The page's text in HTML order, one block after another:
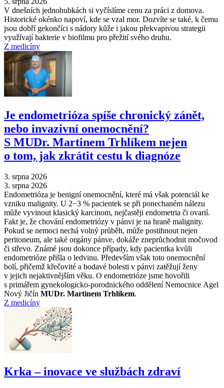
V dnešních jednohubkách si vyčíslíme cenu za práci z domova.
Historické okénko napoví, kde se vzal mor. Dozvíte se také, k čemu
jsou dobří gekončíci s nádory kůže i jakou překvapivou strategii
využívají bakterie v biofilmu pro přežití svého druhu.
Z medicíny
Je endometrióza spíše chronický zánět,
nebo invazivní onemocnění?
S MUDr. Martinem Trhlíkem nejen
o tom, jak zkrátit cestu k diagnóze
3. srpna 2026
3. srpna 2026
Endometrióza je benigní onemocnění, které má však potenciál ke
vzniku malignity. U 2−3 % pacientek se při ponechaném nálezu
může vyvinout klasický karcinom, nejčastěji endometria či ovarií.
Fakt je, že chování endometriózy v pánvi je na hraně malignity.
Pokud se nemoci nechá volný průběh, může postihnout nejen
peritoneum, ale také orgány pánve, dokáže zneprůchodnit močovod
či střevo. Známé jsou dokonce případy, kdy pacientka kvůli
endometrióze přišla o ledvinu. Především však toto onemocnění
bolí, přičemž křečovité a bodavé bolesti v pánvi zatěžují ženy
v jejich nejaktivnějším věku. O endometrióze jsme hovořili
s primářem gynekologicko-porodnického oddělení Nemocnice Agel
Nový Jičín MUDr. Martinem Trhlíkem.
Z medicíny
Krka –⁠ inovace ve službách zdraví